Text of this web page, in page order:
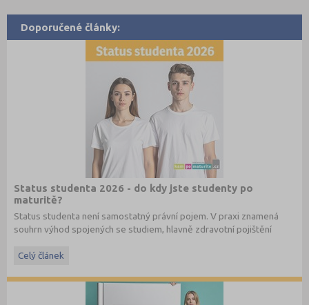
Doporučené články:
Status studenta 2026 - do kdy jste studenty po
maturitě?
Status studenta není samostatný právní pojem. V praxi znamená
souhrn výhod spojených se studiem, hlavně zdravotní pojištění
Celý článek